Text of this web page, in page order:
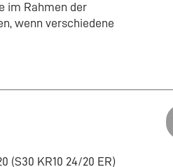
im Rahmen der
wenn verschiedene
(S30 KR10 24/20 ER)